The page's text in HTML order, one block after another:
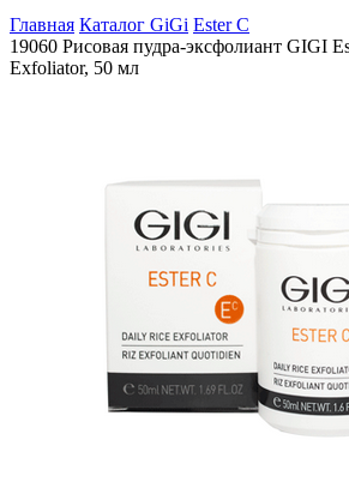
Главная Каталог GiGi Ester C
19060 Рисовая пудра-эксфолиант GIGI
Exfoliator, 50 мл